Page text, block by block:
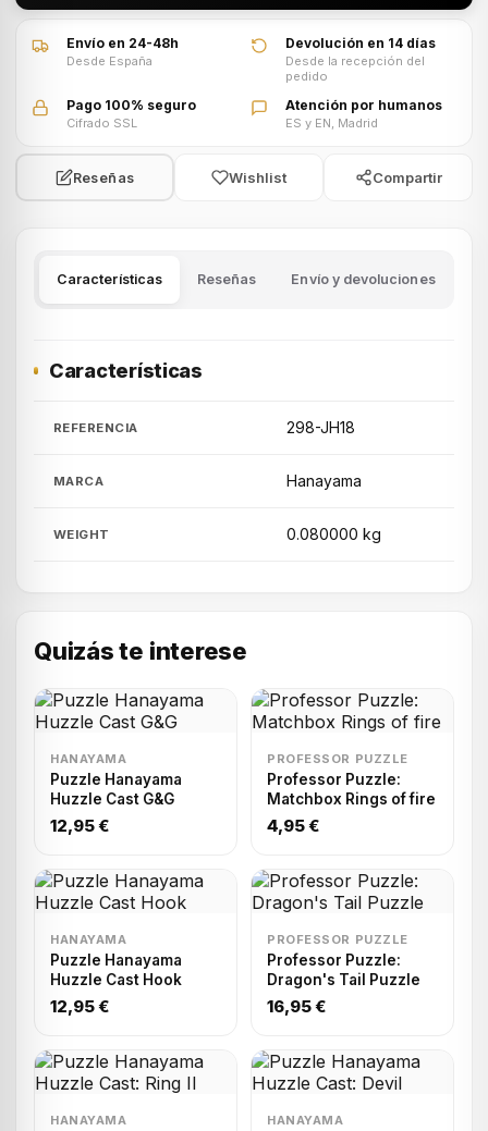
Envío en 24-48h
Desde España
Devolución en 14 días
Desde la recepción del
pedido
Pago 100% seguro
Cifrado SSL
Atención por humanos
ES y EN, Madrid
Reseñas Wishlist Compartir
Características Reseñas Envío y devoluciones
Características
REFERENCIA 298-JH18
MARCA Hanayama
WEIGHT 0.080000 kg
Quizás te interese
HANAYAMA
Puzzle Hanayama
Huzzle Cast G&G
12,95 €
PROFESSOR PUZZLE
Professor Puzzle:
Matchbox Rings of fire
4,95 €
HANAYAMA
Puzzle Hanayama
Huzzle Cast Hook
12,95 €
PROFESSOR PUZZLE
Professor Puzzle:
Dragon's Tail Puzzle
16,95 €
HANAYAMA HANAYAMA